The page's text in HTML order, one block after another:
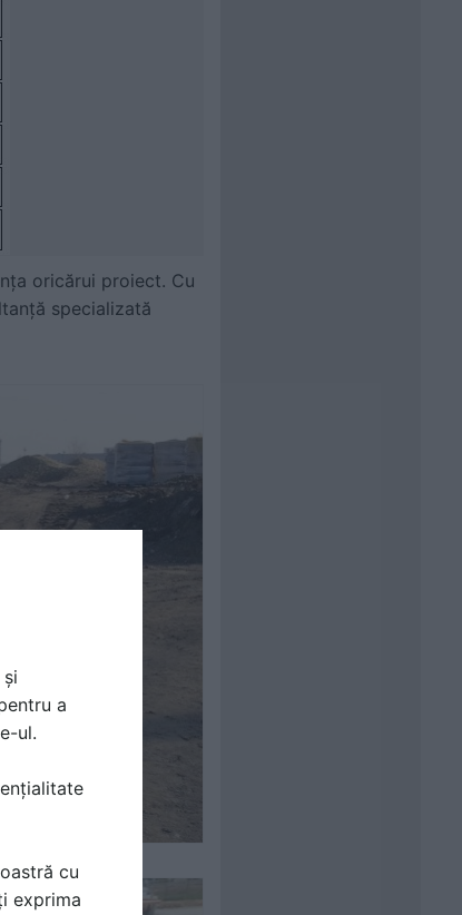
oricărui proiect. Cu
specializată
a
ul.
cu
exprima